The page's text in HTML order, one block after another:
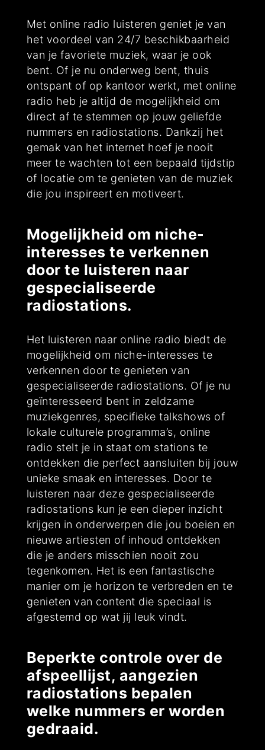
Met online radio luisteren geniet je van
het voordeel van 24/7 beschikbaarheid
van je favoriete muziek, waar je ook
bent. Of je nu onderweg bent, thuis
ontspant of op kantoor werkt, met online
radio heb je altijd de mogelijkheid om
direct af te stemmen op jouw geliefde
nummers en radiostations. Dankzij het
gemak van het internet hoef je nooit
meer te wachten tot een bepaald tijdstip
of locatie om te genieten van de muziek
die jou inspireert en motiveert.
Mogelijkheid om niche-
interesses te verkennen
door te luisteren naar
gespecialiseerde
radiostations.
Het luisteren naar online radio biedt de
mogelijkheid om niche-interesses te
verkennen door te genieten van
gespecialiseerde radiostations. Of je nu
geïnteresseerd bent in zeldzame
muziekgenres, specifieke talkshows of
lokale culturele programma’s, online
radio stelt je in staat om stations te
ontdekken die perfect aansluiten bij jouw
unieke smaak en interesses. Door te
luisteren naar deze gespecialiseerde
radiostations kun je een dieper inzicht
krijgen in onderwerpen die jou boeien en
nieuwe artiesten of inhoud ontdekken
die je anders misschien nooit zou
tegenkomen. Het is een fantastische
manier om je horizon te verbreden en te
genieten van content die speciaal is
afgestemd op wat jij leuk vindt.
Beperkte controle over de
afspeellijst, aangezien
radiostations bepalen
welke nummers er worden
gedraaid.